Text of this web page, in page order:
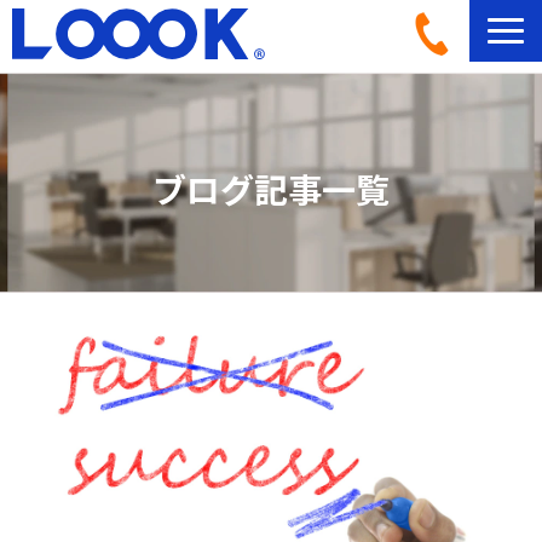
LOOOKとは
活用イメージ
導入事例一覧
よくあるご質問
お問い合わせ
ブログ記事一覧